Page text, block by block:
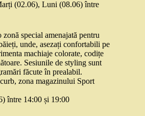
(02.06), Luni (08.06) între
special amenajată pentru
unde, asezați confortabili pe
machiaje colorate, codițe
Sesiunile de styling sunt
făcute în prealabil.
zona magazinului Sport
între 14:00 și 19:00